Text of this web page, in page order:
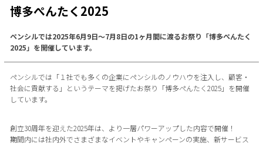
博多ぺんたく2025
ペンシルでは2025年6月9日〜7月8日の1ヶ月間に渡るお祭り「博多ぺんたく
2025」を開催しています。
ペンシルでは「１社でも多くの企業にペンシルのノウハウを注入し、顧客・
社会に貢献する」というテーマを掲げたお祭り「博多ぺんたく2025」を開催
しています。
創立30周年を迎えた2025年は、より一層パワーアップした内容で開催！
期間内には社内外でさまざまなイベントやキャンペーンの実施、新サービス